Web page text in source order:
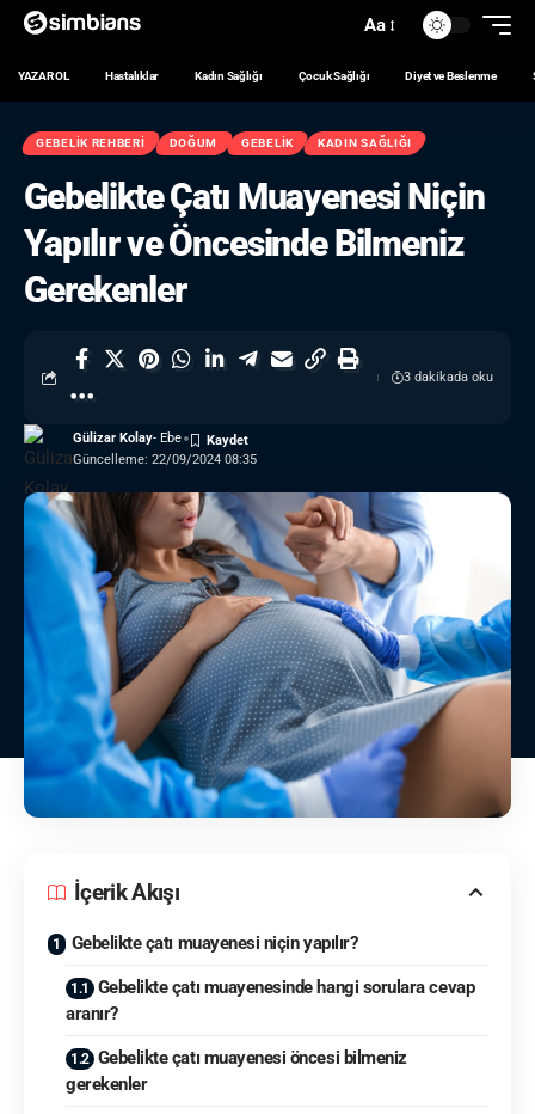
Aa
YAZAR OL Hastalıklar Kadın Sağlığı Çocuk Sağlığı Diyet ve Beslenme
GEBELIK REHBERI DOĞUM GEBELIK KADIN SAĞLIĞI
Gebelikte Çatı Muayenesi Niçin
Yapılır ve Öncesinde Bilmeniz
Gerekenler
Güncelleme: 22/09/2024 08:35
Gülizar Kolay- Ebe
3 dakikada oku
İçerik Akışı
Gebelikte çatı muayenesi niçin yapılır?
Gebelikte çatı muayenesinde hangi sorulara cevap
aranır?
Gebelikte çatı muayenesi öncesi bilmeniz
gerekenler